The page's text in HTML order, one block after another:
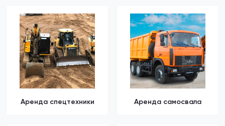
Аренда спецтехники Аренда самосвала